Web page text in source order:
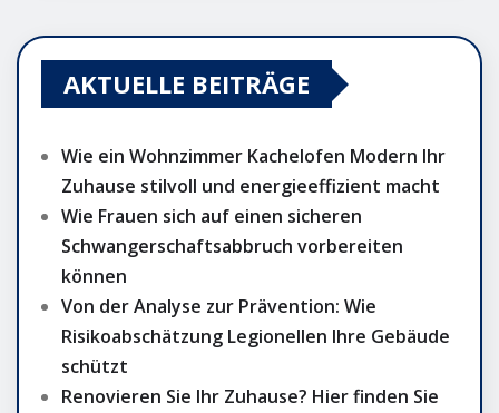
AKTUELLE BEITRÄGE
Wie ein Wohnzimmer Kachelofen Modern Ihr
Zuhause stilvoll und energieeffizient macht
Wie Frauen sich auf einen sicheren
Schwangerschaftsabbruch vorbereiten
können
Von der Analyse zur Prävention: Wie
Risikoabschätzung Legionellen Ihre Gebäude
schützt
Renovieren Sie Ihr Zuhause? Hier finden Sie